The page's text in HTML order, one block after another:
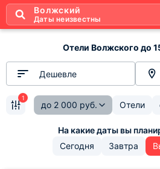
Волжский
Даты неизвестны
Отели Волжского до
Дешевле
до 2 000 руб. Отели
1
Сегодня Завтра